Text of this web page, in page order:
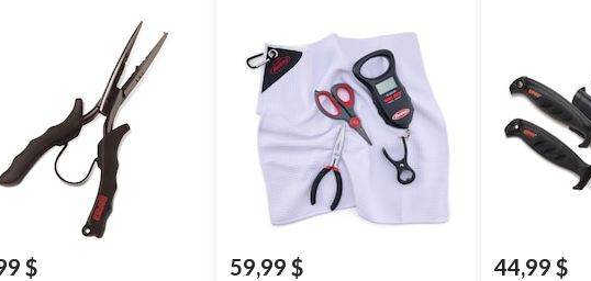
$ 59,99 $ 44,99 $